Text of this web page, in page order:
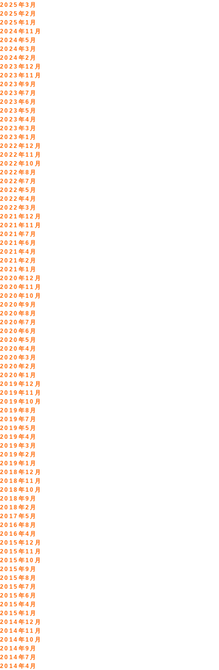
2025年3月
2025年2月
2025年1月
2024年11月
2024年5月
2024年3月
2024年2月
2023年12月
2023年11月
2023年9月
2023年7月
2023年6月
2023年5月
2023年4月
2023年3月
2023年1月
2022年12月
2022年11月
2022年10月
2022年8月
2022年7月
2022年5月
2022年4月
2022年3月
2021年12月
2021年11月
2021年7月
2021年6月
2021年4月
2021年2月
2021年1月
2020年12月
2020年11月
2020年10月
2020年9月
2020年8月
2020年7月
2020年6月
2020年5月
2020年4月
2020年3月
2020年2月
2020年1月
2019年12月
2019年11月
2019年10月
2019年8月
2019年7月
2019年5月
2019年4月
2019年3月
2019年2月
2019年1月
2018年12月
2018年11月
2018年10月
2018年9月
2018年2月
2017年5月
2016年8月
2016年4月
2015年12月
2015年11月
2015年10月
2015年9月
2015年8月
2015年7月
2015年6月
2015年4月
2015年1月
2014年12月
2014年11月
2014年10月
2014年9月
2014年7月
2014年4月